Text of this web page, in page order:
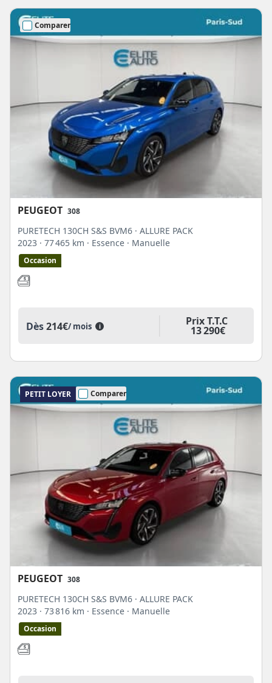
Comparer
PEUGEOT 308
PURETECH 130CH S&S BVM6 · ALLURE PACK
2023 · 77 465 km · Essence · Manuelle
Occasion
Dès214€/ mois i Prix T.T.C
13 290€
PETIT LOYER Comparer
PEUGEOT 308
PURETECH 130CH S&S BVM6 · ALLURE PACK
2023 · 73 816 km · Essence · Manuelle
Occasion